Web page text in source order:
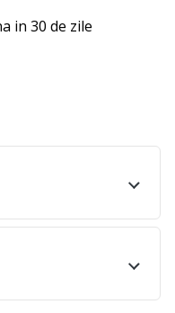
in 30 de zile